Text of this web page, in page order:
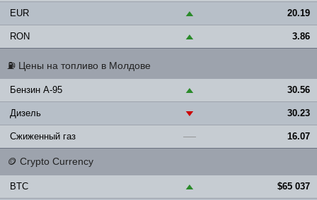
EUR ▲ 20.19
RON ▲ 3.86
⛽ Цены на топливо в Молдове
Бензин A-95 ▲ 30.56
Дизель ▼ 30.23
Сжиженный газ — 16.07
🪙 Crypto Currency
BTC ▲ $65 037